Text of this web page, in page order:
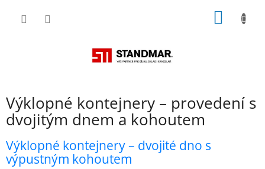
Výklopné kontejnery – provedení s
dvojitým dnem a kohoutem
Výklopné kontejnery – dvojité dno s
výpustným kohoutem